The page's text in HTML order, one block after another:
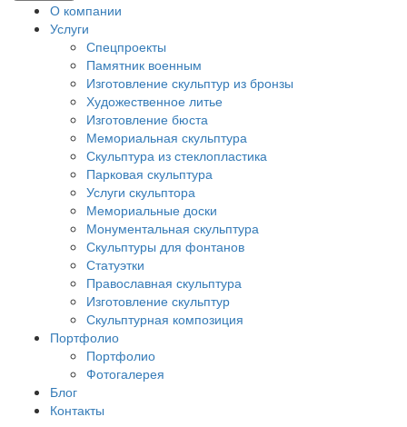
О компании
Услуги
Спецпроекты
Памятник военным
Изготовление скульптур из бронзы
Художественное литье
Изготовление бюста
Мемориальная скульптура
Скульптура из стеклопластика
Парковая скульптура
Услуги скульптора
Мемориальные доски
Монументальная скульптура
Скульптуры для фонтанов
Статуэтки
Православная скульптура
Изготовление скульптур
Скульптурная композиция
Портфолио
Портфолио
Фотогалерея
Блог
Контакты